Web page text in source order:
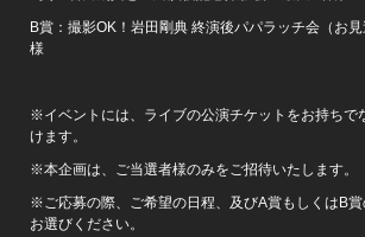
B賞：撮影OK！岩田剛典 終演後パパラッチ会（お
様
※イベントには、ライブの公演チケットをお持ちで
けます。
※本企画は、ご当選者様のみをご招待いたします。
※ご応募の際、ご希望の日程、及びA賞もしくはB
お選びください。